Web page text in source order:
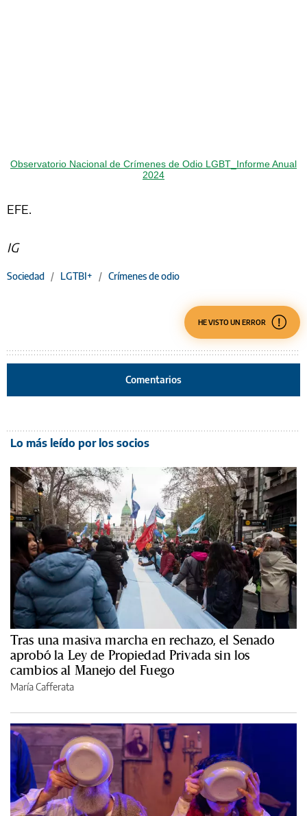
Observatorio Nacional de Crímenes de Odio LGBT_Informe Anual
2024
EFE.
IG
Sociedad / LGTBI+ / Crímenes de odio
HE VISTO UN ERROR
Comentarios
Lo más leído por los socios
Tras una masiva marcha en rechazo, el Senado
aprobó la Ley de Propiedad Privada sin los
cambios al Manejo del Fuego
María Cafferata